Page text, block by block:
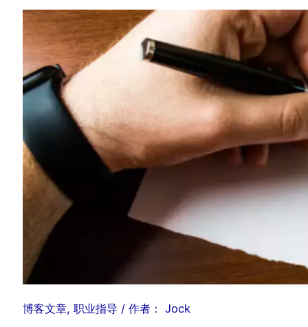
博客文章,职业指导 / 作者：
Jock